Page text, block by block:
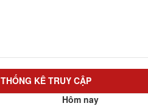
THỐNG KÊ TRUY CẬP
Hôm nay